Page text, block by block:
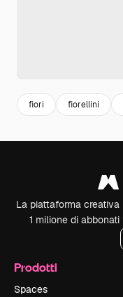
fiori fiorellini
La piattaforma
1 milione di
Prodotti
Spaces